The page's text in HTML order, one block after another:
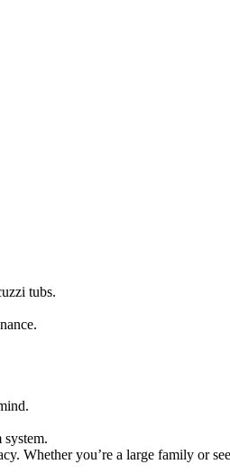
tubs.
Whether you’re a large family or